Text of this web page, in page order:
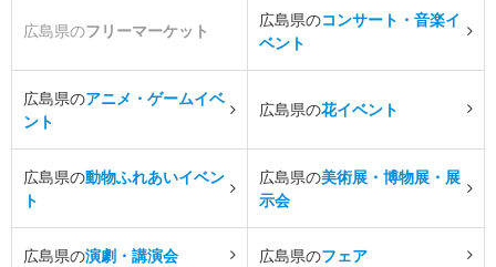
広島県のフリーマーケット
広島県のコンサート・音楽イ
ベント
広島県のアニメ・ゲームイベ
ント
広島県の花イベント
広島県の動物ふれあいイベン
ト
広島県の美術展・博物展・展
示会
広島県の演劇・講演会 広島県のフェア